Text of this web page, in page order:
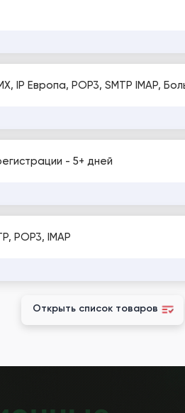
IP Европа, POP3, SMTP IMAP,
- 5+ дней
POP3, IMAP
Открыть список товаров